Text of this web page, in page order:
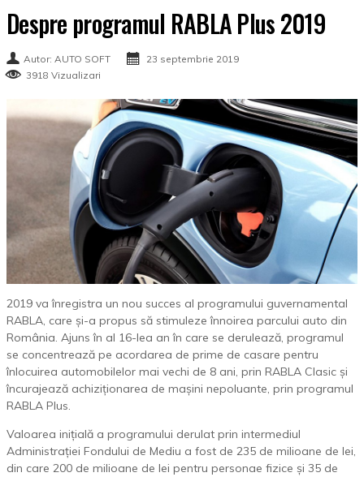
Despre programul RABLA Plus 2019
Autor: AUTO SOFT
23 septembrie 2019
3918 Vizualizari
2019 va înregistra un nou succes al programului guvernamental
RABLA, care și-a propus să stimuleze înnoirea parcului auto din
România. Ajuns în al 16-lea an în care se derulează, programul
se concentrează pe acordarea de prime de casare pentru
înlocuirea automobilelor mai vechi de 8 ani, prin RABLA Clasic și
încurajează achiziționarea de mașini nepoluante, prin programul
RABLA Plus.
Valoarea inițială a programului derulat prin intermediul
Administrației Fondului de Mediu a fost de 235 de milioane de lei,
din care 200 de milioane de lei pentru personae fizice și 35 de